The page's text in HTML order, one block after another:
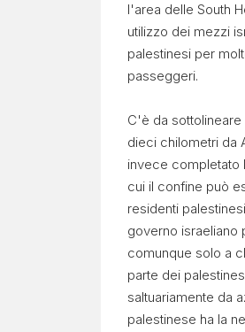
l'area delle South
utilizzo dei mezzi
palestinesi per
passeggeri.
C'è da
dieci chilometri da
invece completato
cui il confine può
residenti
governo israeliano
comunque solo a
parte dei
saltuariamente da
palestinese ha la